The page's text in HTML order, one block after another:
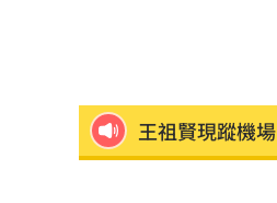
王祖賢現蹤機
竹縣黑馬！鄭